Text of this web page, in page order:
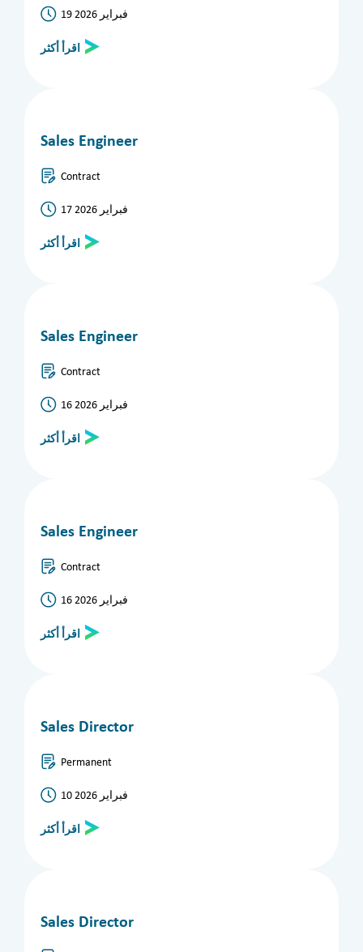
19 فبراير 2026
اقرأ أكثر
Sales Engineer
Contract
17 فبراير 2026
اقرأ أكثر
Sales Engineer
Contract
16 فبراير 2026
اقرأ أكثر
Sales Engineer
Contract
16 فبراير 2026
اقرأ أكثر
Sales Director
Permanent
10 فبراير 2026
اقرأ أكثر
Sales Director